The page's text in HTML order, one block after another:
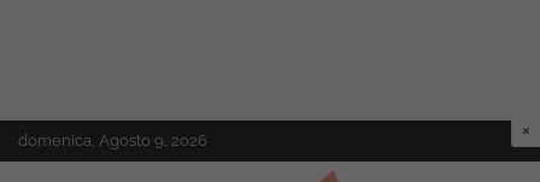
Skip
to
domenica, Agosto 9, 2026